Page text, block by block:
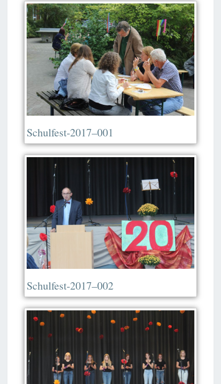
Schulfest-2017–001
Schulfest-2017–002